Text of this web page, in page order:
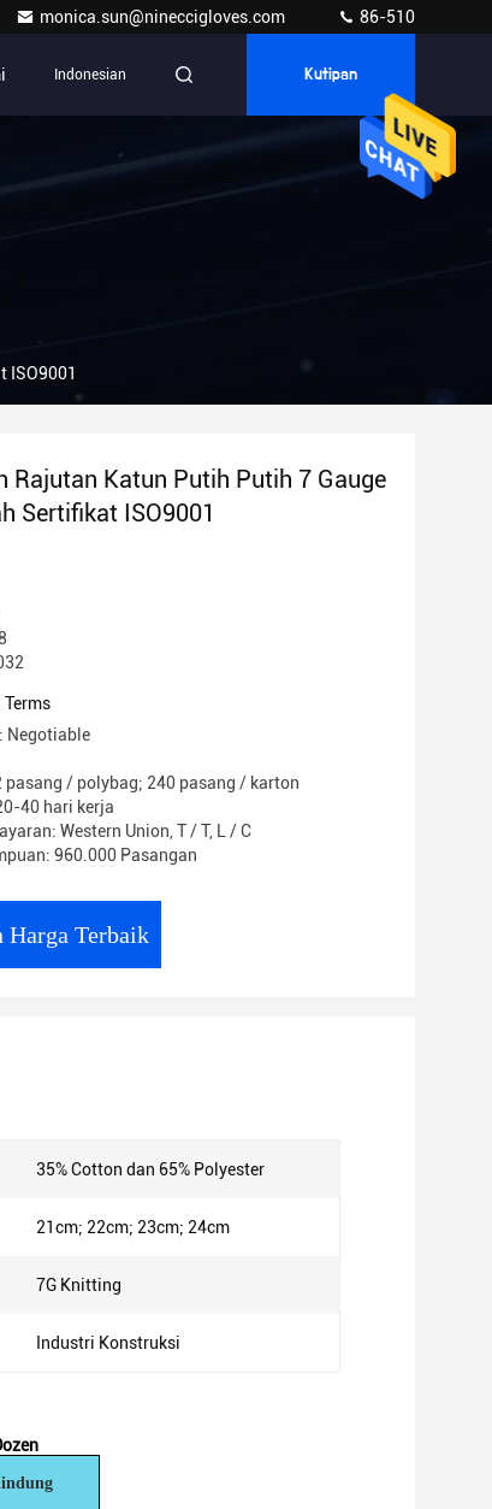
monica.sun@nineccigloves.com 86-510
Indonesian Kutipan
ISO9001
Rajutan Katun Putih Putih 7 Gauge
Sertifikat ISO9001
Negotiable
pasang / polybag; 240 pasang / karton
40 hari kerja
Western Union, T / T, L / C
960.000 Pasangan
Harga Terbaik
35% Cotton dan 65% Polyester
21cm; 22cm; 23cm; 24cm
7G Knitting
Industri Konstruksi